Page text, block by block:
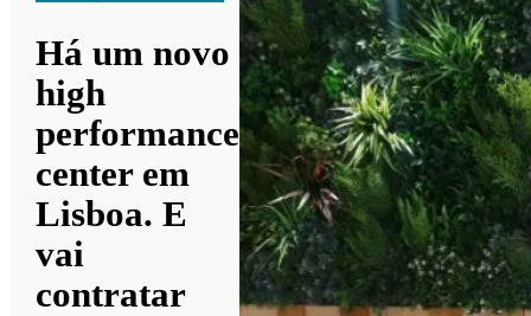
Há um novo
high
performance
center em
Lisboa. E
vai
contratar